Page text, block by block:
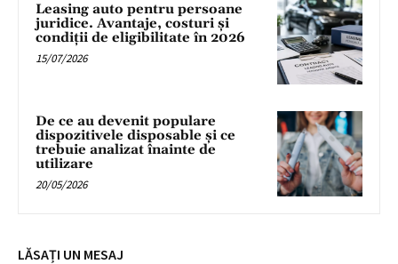
Leasing auto pentru persoane
juridice. Avantaje, costuri și
condiții de eligibilitate în 2026
15/07/2026
De ce au devenit populare
dispozitivele disposable și ce
trebuie analizat înainte de
utilizare
20/05/2026
LĂSAȚI UN MESAJ